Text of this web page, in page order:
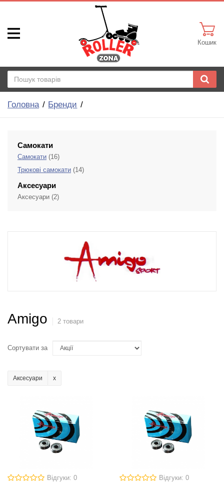
Кошик
Головна Бренди
Самокати
Самокати (16)
Трюкові самокати (14)
Аксесуари
Аксесуари (2)
Amigo 2 товари
Сортувати за
Аксесуари
Відгуки: 0 Відгуки: 0